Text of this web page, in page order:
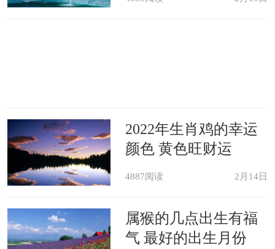
2022年生肖鸡的幸运
颜色 黄色旺财运
4887阅读 2月14日
属猴的几点出生有福
气 最好的出生月份